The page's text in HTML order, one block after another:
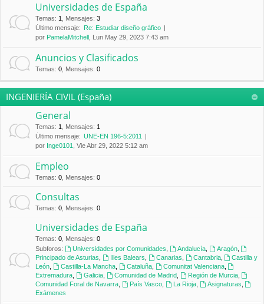
Universidades de España
Temas: 1 Mensajes: 3
Último mensaje: Re: Estudiar diseño gráfico
por PamelaMitchell , Lun May 29, 2023 7:43 am
Anuncios y Clasificados
Temas: 0 Mensajes: 0
INGENIERÍA CIVIL (España)
General
Temas: 1 Mensajes: 1
Último mensaje: UNE-EN 196-5:2011
por Inge0101 , Vie Abr 29, 2022 5:12 am
Empleo
Temas: 0 Mensajes: 0
Consultas
Temas: 0 Mensajes: 0
Universidades de España
Temas: 0 Mensajes: 0
Subforos:
Universidades por Comunidades Andalucía, Aragón,
Principado de Asturias
Illes Balears Canarias Cantabria,
Castilla y
León
Castilla-La Mancha, Cataluña, Comunitat Valenciana,
Extremadura
Galicia, Comunidad de Madrid, Región de Murcia,
Comunidad Foral de Navarra
País Vasco, La Rioja, Asignaturas
Exámenes